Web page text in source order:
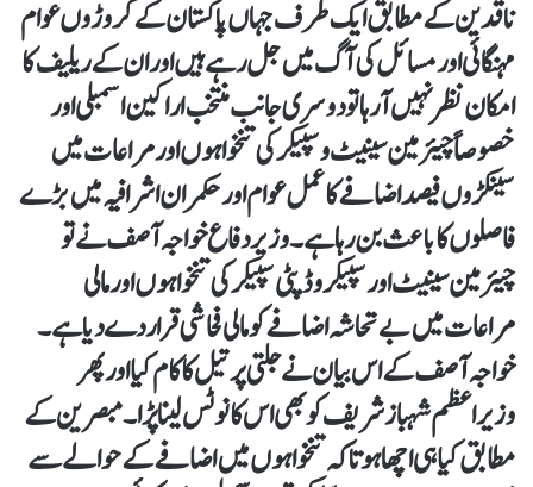
ناقدین کے مطابق ایک طرف جہاں پاکستان کے کروڑوں عوام
مہنگائی اور مسائل کی آگ میں جل رہے ہیں اور ان کے ریلیف کا
امکان نظر نہیں آ رہا تو دوسری جانب منتخب اراکین اسمبلی اور
خصوصاً چیئرمین سینیٹ و سپیکر کی تنخواہوں اور مراعات میں
سینکڑوں فیصد اضافے کا عمل عوام اور حکمران اشرافیہ میں بڑے
فاصلوں کا باعث بن رہا ہے ۔وزیر دفاع خواجہ آصف نے تو
چیئرمین سینیٹ اور سپیکر و ڈپٹی سپیکر کی تنخواہوں اور مالی
مراعات میں بے تحاشہ اضافے کومالی فحاشی قرار دے دیا ہے ۔
خواجہ آصف کے اس بیان نے جلتی پر تیل کا کام کیا اور پھر
وزیراعظم شہباز شریف کو بھی اس کا نوٹس لینا پڑا۔مبصرین کے
مطابق کیا ہی اچھا ہوتا کہ تنخواہوں میں اضافے کے حوالے سے